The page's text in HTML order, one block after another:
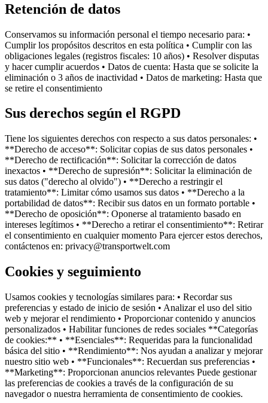
Retención de datos
Conservamos su información personal el tiempo necesario para: •
Cumplir los propósitos descritos en esta política • Cumplir con las
obligaciones legales (registros fiscales: 10 años) • Resolver disputas
y hacer cumplir acuerdos • Datos de cuenta: Hasta que se solicite la
eliminación o 3 años de inactividad • Datos de marketing: Hasta que
se retire el consentimiento
Sus derechos según el RGPD
Tiene los siguientes derechos con respecto a sus datos personales: •
**Derecho de acceso**: Solicitar copias de sus datos personales •
**Derecho de rectificación**: Solicitar la corrección de datos
inexactos • **Derecho de supresión**: Solicitar la eliminación de
sus datos ("derecho al olvido") • **Derecho a restringir el
tratamiento**: Limitar cómo usamos sus datos • **Derecho a la
portabilidad de datos**: Recibir sus datos en un formato portable •
**Derecho de oposición**: Oponerse al tratamiento basado en
intereses legítimos • **Derecho a retirar el consentimiento**: Retirar
el consentimiento en cualquier momento Para ejercer estos derechos,
contáctenos en: privacy@transportwelt.com
Cookies y seguimiento
Usamos cookies y tecnologías similares para: • Recordar sus
preferencias y estado de inicio de sesión • Analizar el uso del sitio
web y mejorar el rendimiento • Proporcionar contenido y anuncios
personalizados • Habilitar funciones de redes sociales **Categorías
de cookies:** • **Esenciales**: Requeridas para la funcionalidad
básica del sitio • **Rendimiento**: Nos ayudan a analizar y mejorar
nuestro sitio web • **Funcionales**: Recuerdan sus preferencias •
**Marketing**: Proporcionan anuncios relevantes Puede gestionar
las preferencias de cookies a través de la configuración de su
navegador o nuestra herramienta de consentimiento de cookies.